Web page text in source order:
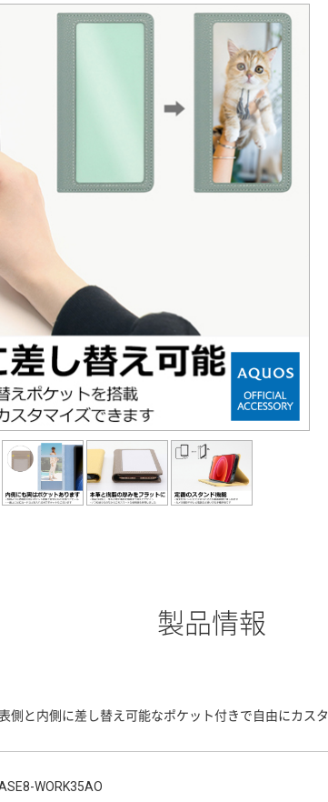
製品情報
側と内側に差し替え可能なポケット付きで自由にカスタ
WORK35AO